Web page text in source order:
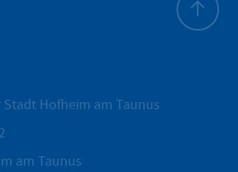
Stadt Hofheim am Taunus
am Taunus